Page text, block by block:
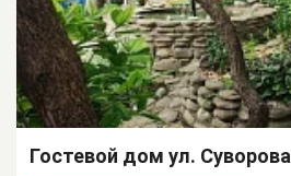
Гостевой дом ул. Суворова